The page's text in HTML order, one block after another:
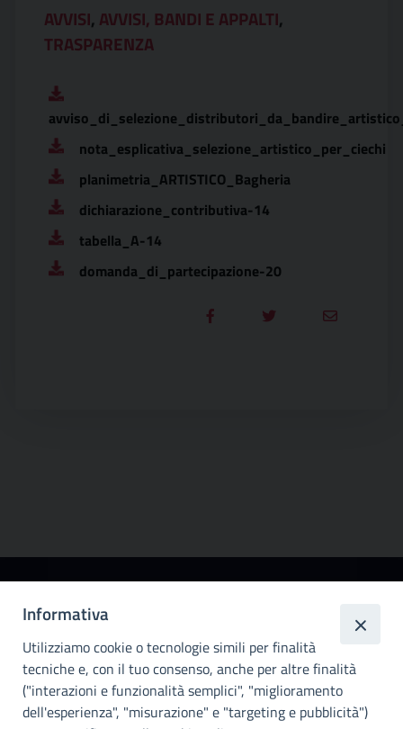
AVVISI, AVVISI, BANDI E APPALTI,
TRASPARENZA
nota_esplicativa_selezione_artistico_per_ciechi
planimetria_ARTISTICO_Bagheria
dichiarazione_contributiva-14
tabella_A-14
domanda_di_partecipazione-20
metropolitana di
Palermo
Info e contatti
Città Metropoliitana di Palermo
Informativa
Utilizziamo cookie o tecnologie simili per finalità
tecniche e, con il tuo consenso, anche per altre finalità
("interazioni e funzionalità semplici", "miglioramento
dell'esperienza", "misurazione" e "targeting e pubblicità")